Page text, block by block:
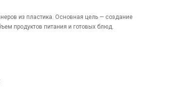
из пластика. Основная цель — создание
продуктов питания и готовых блюд.